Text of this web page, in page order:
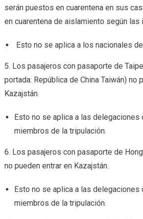
serán puestos en cuarentena en sus
en cuarentena de aislamiento según las
Esto no se aplica a los nacionales
5. Los pasajeros con pasaporte de
portada: República de China Taiwán) no
Kazajstán.
Esto no se aplica a las
miembros de la tripulación.
6. Los pasajeros con pasaporte de
no pueden entrar en Kazajstán.
Esto no se aplica a las
miembros de la tripulación.